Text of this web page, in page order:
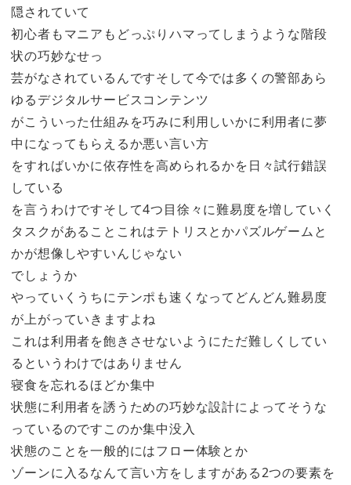
隠されていて
初心者もマニアもどっぷりハマってしまうような階段
状の巧妙なせっ
芸がなされているんですそして今では多くの警部あら
ゆるデジタルサービスコンテンツ
がこういった仕組みを巧みに利用しいかに利用者に夢
中になってもらえるか悪い言い方
をすればいかに依存性を高められるかを日々試行錯誤
している
を言うわけですそして4つ目徐々に難易度を増していく
タスクがあることこれはテトリスとかパズルゲームと
かが想像しやすいんじゃない
でしょうか
やっていくうちにテンポも速くなってどんどん難易度
が上がっていきますよね
これは利用者を飽きさせないようにただ難しくしてい
るというわけではありません
寝食を忘れるほどか集中
状態に利用者を誘うための巧妙な設計によってそうな
っているのですこのか集中没入
状態のことを一般的にはフロー体験とか
ゾーンに入るなんて言い方をしますがある2つの要素を